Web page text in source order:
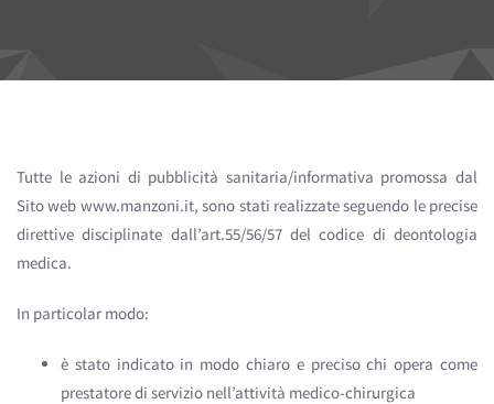
Tutte le azioni di pubblicità sanitaria/informativa promossa dal
Sito web www.manzoni.it, sono stati realizzate seguendo le precise
direttive disciplinate dall’art.55/56/57 del codice di deontologia
medica.
In particolar modo:
è stato indicato in modo chiaro e preciso chi opera come
prestatore di servizio nell’attività medico-chirurgica